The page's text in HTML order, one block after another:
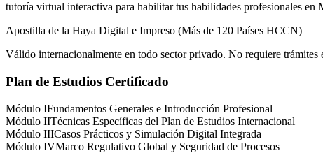
tutoría virtual interactiva para habilitar tus habilidades profesionales en
Apostilla de la Haya Digital e Impreso (Más de 120 Países HCCN)
Válido internacionalmente en todo sector privado. No requiere
Plan de Estudios Certificado
Módulo IFundamentos Generales e Introducción Profesional
Módulo IITécnicas Específicas del Plan de Estudios Internacional
Módulo IIICasos Prácticos y Simulación Digital Integrada
Módulo IVMarco Regulativo Global y Seguridad de Procesos